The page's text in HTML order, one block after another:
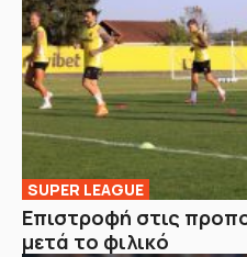
SUPER LEAGUE
Επιστροφή στις
μετά το φιλικό